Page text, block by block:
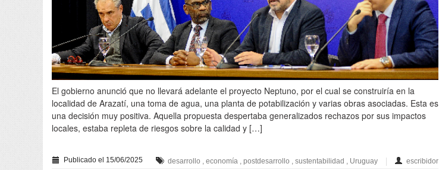
El gobierno anunció que no llevará adelante el proyecto Neptuno, por el cual se construiría en la
localidad de Arazatí, una toma de agua, una planta de potabilización y varias obras asociadas. Esta es
una decisión muy positiva. Aquella propuesta despertaba generalizados rechazos por sus impactos
locales, estaba repleta de riesgos sobre la calidad y […]
Publicado el 15/06/2025 escribidor
desarrollo , economía , postdesarrollo , sustentabilidad , Uruguay